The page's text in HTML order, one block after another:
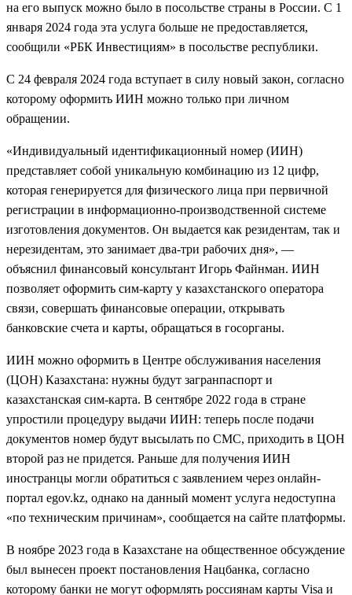
на его выпуск можно было в посольстве страны в России. С 1
января 2024 года эта услуга больше не предоставляется,
сообщили «РБК Инвестициям» в посольстве республики.
С 24 февраля 2024 года вступает в силу новый закон, согласно
которому оформить ИИН можно только при личном
обращении.
«Индивидуальный идентификационный номер (ИИН)
представляет собой уникальную комбинацию из 12 цифр,
которая генерируется для физического лица при первичной
регистрации в информационно-производственной системе
изготовления документов. Он выдается как резидентам, так и
нерезидентам, это занимает два-три рабочих дня», —
объяснил финансовый консультант Игорь Файнман. ИИН
позволяет оформить сим-карту у казахстанского оператора
связи, совершать финансовые операции, открывать
банковские счета и карты, обращаться в госорганы.
ИИН можно оформить в Центре обслуживания населения
(ЦОН) Казахстана: нужны будут загранпаспорт и
казахстанская сим-карта. В сентябре 2022 года в стране
упростили процедуру выдачи ИИН: теперь после подачи
документов номер будут высылать по СМС, приходить в ЦОН
второй раз не придется. Раньше для получения ИИН
иностранцы могли обратиться с заявлением через онлайн-
портал egov.kz, однако на данный момент услуга недоступна
«по техническим причинам», сообщается на сайте платформы.
В ноябре 2023 года в Казахстане на общественное обсуждение
был вынесен проект постановления Нацбанка, согласно
которому банки не могут оформлять россиянам карты Visa и